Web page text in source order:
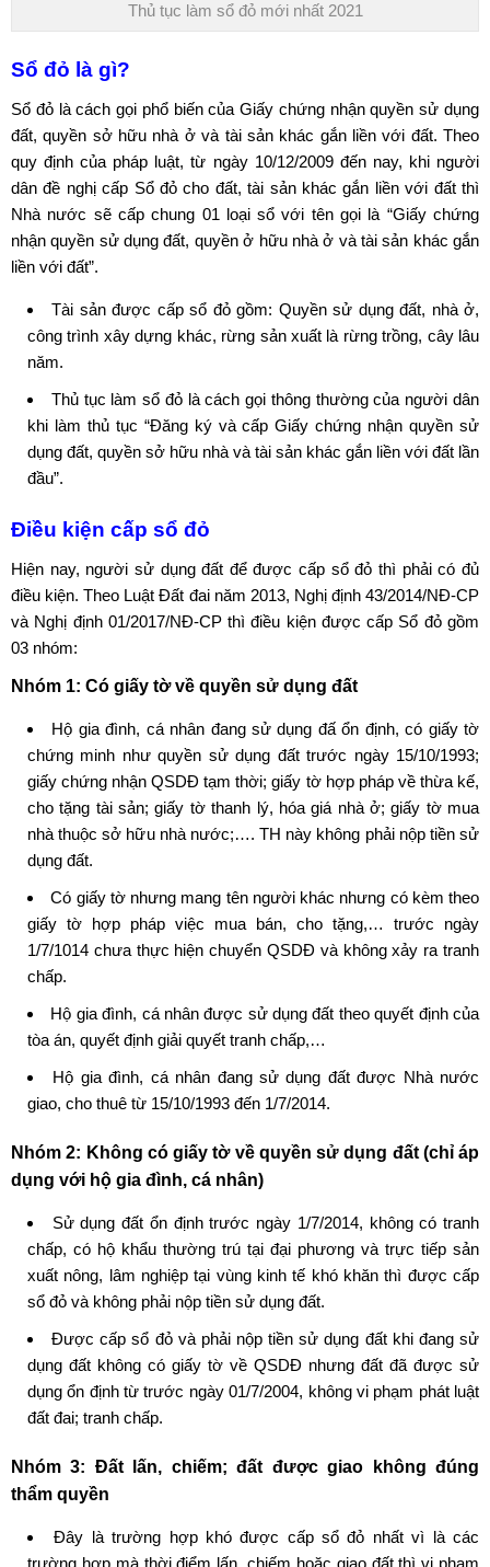
Thủ tục làm sổ đỏ mới nhất 2021
Sổ đỏ là gì?
Sổ đỏ là cách gọi phổ biến củaGiấy chứng nhận quyền sử dụng
đất, quyền sở hữu nhà ở và tài sản khác gắn liền với đất. Theo
quy định của pháp luật, từ ngày 10/12/2009 đến nay, khi người
dân đề nghị cấp Sổ đỏ cho đất, tài sản khác gắn liền với đất thì
Nhà nước sẽ cấp chung 01 loại sổ với tên gọi là “Giấy chứng
nhận quyền sử dụng đất, quyền ở hữu nhà ở và tài sản khác gắn
liền với đất”.
Tài sản được cấp sổ đỏgồm: Quyền sử dụng đất, nhà ở,
công trình xây dựng khác, rừng sản xuất là rừng trồng, cây lâu
năm.
Thủ tục làm sổ đỏ là cách gọi thông thường của người dân
khi làm thủ tục “Đăng ký và cấp Giấy chứng nhận quyền sử
dụng đất, quyền sở hữu nhà và tài sản khác gắn liền với đất lần
đầu”.
Điều kiện cấp sổ đỏ
Hiện nay, người sử dụng đất để được cấp sổ đỏ thì phải có đủ
điều kiện. Theo Luật Đất đai năm 2013, Nghị định 43/2014/NĐ-CP
và Nghị định 01/2017/NĐ-CP thì điều kiện được cấp Sổ đỏ gồm
03 nhóm:
Nhóm 1: Có giấy tờ về quyền sử dụng đất
Hộ gia đình, cá nhân đang sử dụng đấ ổn định, có giấy tờ
chứng minh như quyền sử dụng đất trước ngày 15/10/1993;
giấy chứng nhận QSDĐ tạm thời; giấy tờ hợp pháp về thừa kế,
cho tặng tài sản; giấy tờ thanh lý, hóa giá nhà ở; giấy tờ mua
nhà thuộc sở hữu nhà nước;…. TH này không phải nộp tiền sử
dụng đất.
Có giấy tờ nhưng mang tên người khác nhưng có kèm theo
giấy tờ hợp pháp việc mua bán, cho tặng,… trước ngày
1/7/1014 chưa thực hiện chuyển QSDĐ và không xảy ra tranh
chấp.
Hộ gia đình, cá nhân được sử dụng đất theo quyết định của
tòa án, quyết định giải quyết tranh chấp,…
Hộ gia đình, cá nhân đang sử dụng đất được Nhà nước
giao, cho thuê từ 15/10/1993 đến 1/7/2014.
Nhóm 2: Không có giấy tờ về quyền sử dụng đất (chỉ áp
dụng với hộ gia đình, cá nhân)
Sử dụng đất ổn định trước ngày 1/7/2014, không có tranh
chấp, có hộ khẩu thường trú tại đại phương và trực tiếp sản
xuất nông, lâm nghiệp tại vùng kinh tế khó khăn thì được cấp
sổ đỏ và không phải nộp tiền sử dụng đất.
Được cấp sổ đỏ và phải nộp tiền sử dụng đất khi đang sử
dụng đất không có giấy tờ về QSDĐ nhưng đất đã được sử
dụng ổn định từ trước ngày 01/7/2004, không vi phạm phát luật
đất đai; tranh chấp.
Nhóm 3: Đất lấn, chiếm; đất được giao không đúng
thẩm quyền
Đây là trường hợp khó được cấp sổ đỏ nhất vì là các